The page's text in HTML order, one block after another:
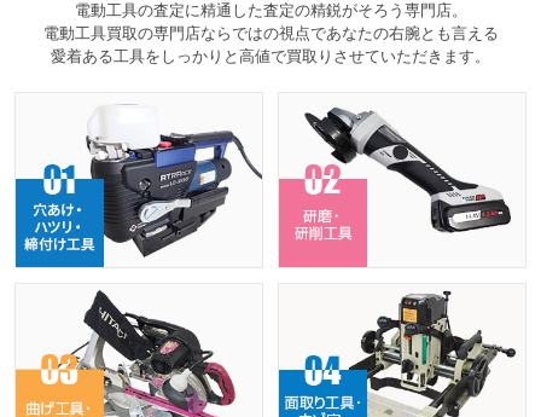
電動工具の査定に精通した査定の精鋭がそろう専門店。
電動工具買取の専門店ならではの視点であなたの右腕とも言える
愛着ある工具をしっかりと高値で買取りさせていただきます。